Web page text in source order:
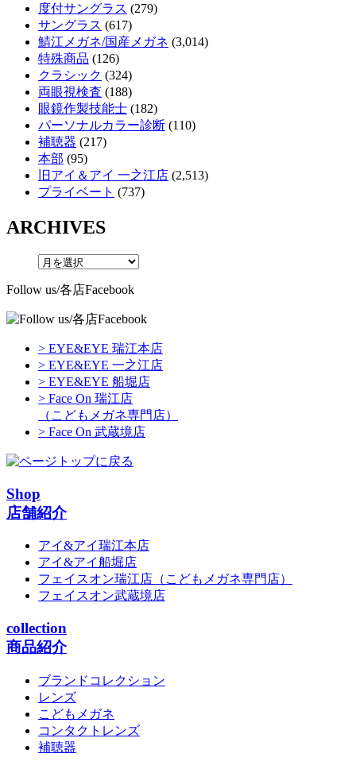
度付サングラス (279)
サングラス (617)
鯖江メガネ/国産メガネ (3,014)
特殊商品 (126)
クラシック (324)
両眼視検査 (188)
眼鏡作製技能士 (182)
パーソナルカラー診断 (110)
補聴器 (217)
本部 (95)
旧アイ＆アイ 一之江店 (2,513)
プライベート (737)
ARCHIVES
Follow us/各店Facebook
> EYE&EYE 瑞江本店
> EYE&EYE 一之江店
> EYE&EYE 船堀店
> Face On 瑞江店
（こどもメガネ専門店）
> Face On 武蔵境店
Shop
店舗紹介
アイ&アイ瑞江本店
アイ&アイ船堀店
フェイスオン瑞江店 （こどもメガネ専門店）
フェイスオン武蔵境店
collection
商品紹介
ブランドコレクション
レンズ
こどもメガネ
コンタクトレンズ
補聴器